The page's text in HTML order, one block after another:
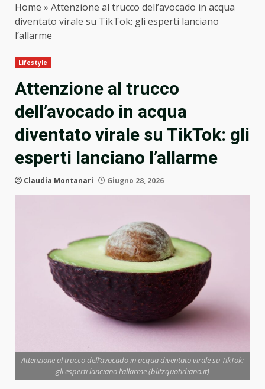
Home » Attenzione al trucco dell’avocado in acqua
diventato virale su TikTok: gli esperti lanciano
l’allarme
Lifestyle
Attenzione al trucco
dell’avocado in acqua
diventato virale su TikTok: gli
esperti lanciano l’allarme
Claudia Montanari Giugno 28, 2026
Attenzione al trucco dell’avocado in acqua diventato virale su TikTok:
gli esperti lanciano l’allarme (blitzquotidiano.it)